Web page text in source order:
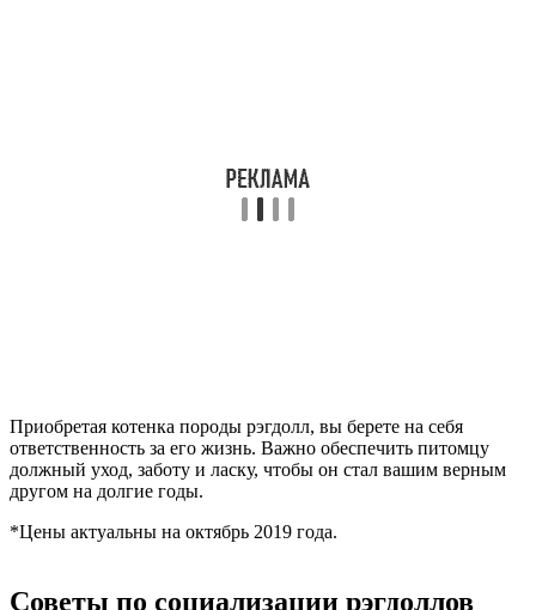
Приобретая котенка породы рэгдолл, вы берете на себя
ответственность за его жизнь. Важно обеспечить питомцу
должный уход, заботу и ласку, чтобы он стал вашим верным
другом на долгие годы.
*Цены актуальны на октябрь 2019 года.
Советы по социализации рэгдоллов